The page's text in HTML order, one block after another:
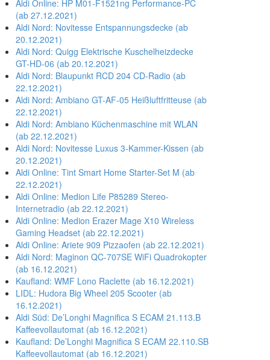
Aldi Online: HP M01-F1521ng Performance-PC
(ab 27.12.2021)
Aldi Nord: Novitesse Entspannungsdecke (ab
20.12.2021)
Aldi Nord: Quigg Elektrische Kuschelheizdecke
GT-HD-06 (ab 20.12.2021)
Aldi Nord: Blaupunkt RCD 204 CD-Radio (ab
22.12.2021)
Aldi Nord: Ambiano GT-AF-05 Heißluftfritteuse (ab
22.12.2021)
Aldi Nord: Ambiano Küchenmaschine mit WLAN
(ab 22.12.2021)
Aldi Nord: Novitesse Luxus 3-Kammer-Kissen (ab
20.12.2021)
Aldi Online: Tint Smart Home Starter-Set M (ab
22.12.2021)
Aldi Online: Medion Life P85289 Stereo-
Internetradio (ab 22.12.2021)
Aldi Online: Medion Erazer Mage X10 Wireless
Gaming Headset (ab 22.12.2021)
Aldi Online: Ariete 909 Pizzaofen (ab 22.12.2021)
Aldi Nord: Maginon QC-707SE WiFi Quadrokopter
(ab 16.12.2021)
Kaufland: WMF Lono Raclette (ab 16.12.2021)
LIDL: Hudora Big Wheel 205 Scooter (ab
16.12.2021)
Aldi Süd: De’Longhi Magnifica S ECAM 21.113.B
Kaffeevollautomat (ab 16.12.2021)
Kaufland: De’Longhi Magnifica S ECAM 22.110.SB
Kaffeevollautomat (ab 16.12.2021)